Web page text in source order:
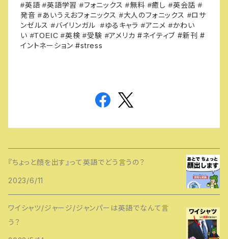
#英語#英語学習 #フォニックス#無料 #癒し #英会話 #
発音#あいうえおフォニックス #大人のフォニックス #ロサ
ンゼルス #バイリンガル #ゆるキャラ #アニメ #かわい
い #TOEIC #英検 #受験 #アメリカ #ネイティブ #新刊 #
イントネーション #stress
『ちょっと顔を出す』って英語でどう言うの？
2023/6/11
ワイシャツ/ジャージ/ジャンパーは英語でなんて言
う？